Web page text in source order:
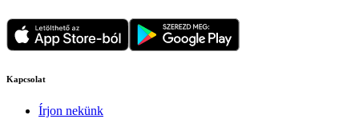
Kapcsolat
Írjon nekünk